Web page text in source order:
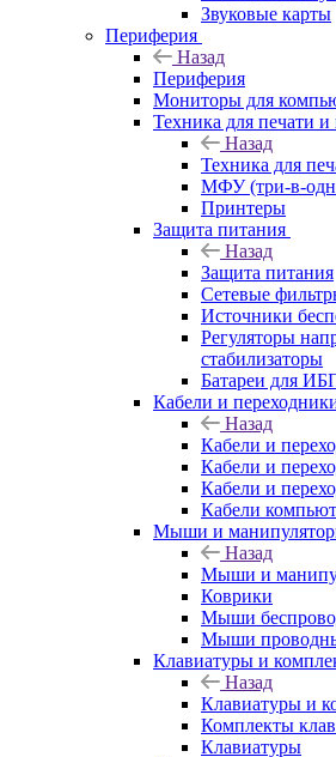
Звуковые карты
Периферия
Назад
Периферия
Мониторы для
Техника для печати
Назад
Техника для
МФУ (три-в-
Принтеры
Защита питания
Назад
Защита питания
Сетевые
Источники
Регуляторы
стабилизаторы
Батареи для
Кабели и
Назад
Кабели и
Кабели и
Кабели и
Кабели
Мыши и
Назад
Мыши и
Коврики
Мыши
Мыши
Клавиатуры и
Назад
Клавиатуры и
Комплекты
Клавиатуры